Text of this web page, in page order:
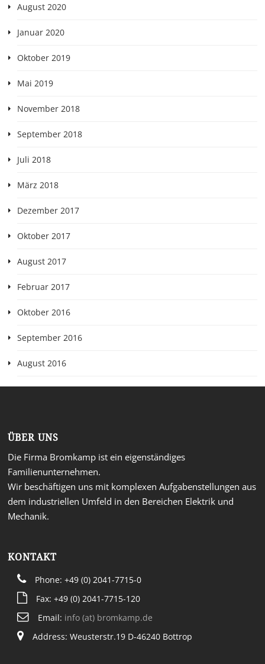
August 2020
Januar 2020
Oktober 2019
Mai 2019
November 2018
September 2018
Juli 2018
März 2018
Dezember 2017
Oktober 2017
August 2017
Februar 2017
Oktober 2016
September 2016
August 2016
ÜBER UNS
Die Firma Bromkamp ist ein eigenständiges
Familienunternehmen.
Wir beschäftigen uns mit komplexen Aufgabenstellungen aus
dem industriellen Umfeld in den Bereichen Elektrik und
Mechanik.
KONTAKT
Phone: +49 (0) 2041-7715-0
Fax: +49 (0) 2041-7715-120
Email: info (at) bromkamp.de
Address: Weusterstr.19 D-46240 Bottrop